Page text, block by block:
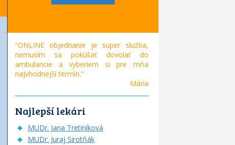
“ONLINE objednanie je super služba,
nemusím sa pokúšať dovolať do
ambulancie a vyberiem si pre mňa
najvhodnejší termín.“
Mária
Najlepší lekári
MUDr. Jana Tretiníková
MUDr. Juraj Sirotňák